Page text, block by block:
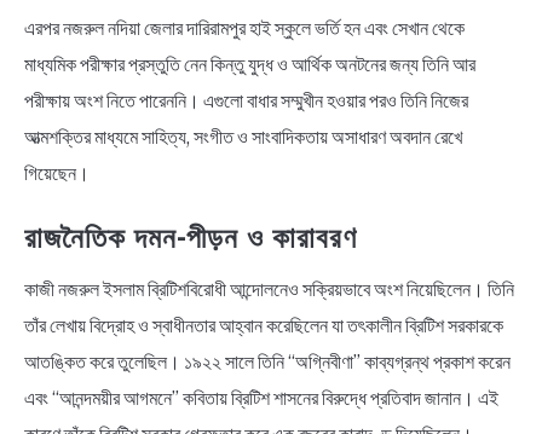
এরপর নজরুল নদিয়া জেলার দারিরামপুর হাই স্কুলে ভর্তি হন এবং সেখান থেকে
মাধ্যমিক পরীক্ষার প্রস্তুতি নেন কিন্তু যুদ্ধ ও আর্থিক অনটনের জন্য তিনি আর
পরীক্ষায় অংশ নিতে পারেননি। এগুলো বাধার সম্মুখীন হওয়ার পরও তিনি নিজের
আত্মশক্তির মাধ্যমে সাহিত্য, সংগীত ও সাংবাদিকতায় অসাধারণ অবদান রেখে
গিয়েছেন।
রাজনৈতিক দমন-পীড়ন ও কারাবরণ
কাজী নজরুল ইসলাম ব্রিটিশবিরোধী আন্দোলনেও সক্রিয়ভাবে অংশ নিয়েছিলেন। তিনি
তাঁর লেখায় বিদ্রোহ ও স্বাধীনতার আহ্বান করেছিলেন যা তৎকালীন ব্রিটিশ সরকারকে
আতঙ্কিত করে তুলেছিল। ১৯২২ সালে তিনি “অগ্নিবীণা” কাব্যগ্রন্থ প্রকাশ করেন
এবং “আনন্দময়ীর আগমনে” কবিতায় ব্রিটিশ শাসনের বিরুদ্ধে প্রতিবাদ জানান। এই